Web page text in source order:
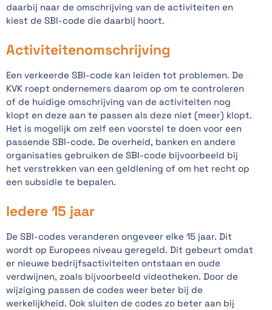
daarbij naar de omschrijving van de activiteiten en
kiest de SBI-code die daarbij hoort.
Activiteitenomschrijving
Een verkeerde SBI-code kan leiden tot problemen. De
KVK roept ondernemers daarom op om te controleren
of de huidige omschrijving van de activiteiten nog
klopt en deze aan te passen als deze niet (meer) klopt.
Het is mogelijk om zelf een voorstel te doen voor een
passende SBI-code. De overheid, banken en andere
organisaties gebruiken de SBI-code bijvoorbeeld bij
het verstrekken van een geldlening of om het recht op
een subsidie te bepalen.
Iedere 15 jaar
De SBI-codes veranderen ongeveer elke 15 jaar. Dit
wordt op Europees niveau geregeld. Dit gebeurt omdat
er nieuwe bedrijfsactiviteiten ontstaan en oude
verdwijnen, zoals bijvoorbeeld videotheken. Door de
wijziging passen de codes weer beter bij de
werkelijkheid. Ook sluiten de codes zo beter aan bij